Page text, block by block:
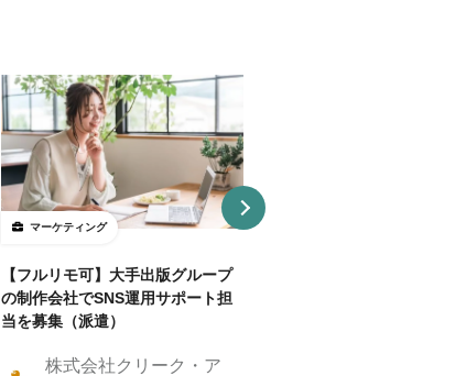
マーケティング
【フルリモ可】大手出版グループ
の制作会社でSNS運用サポート担
当を募集（派遣）
株式会社クリーク・ア